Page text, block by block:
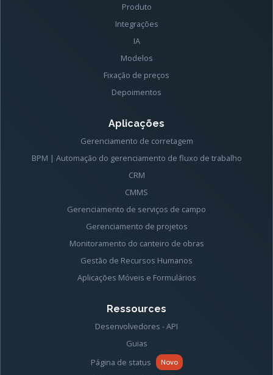
Produto
Integrações
IA
Modelos
Fixação de preços
Depoimentos
Aplicações
Gerenciamento de corretagem
BPM | Automação do gerenciamento de fluxo de trabalho
CRM
CMMS
Gerenciamento de serviços de campo
Gerenciamento de projetos
Monitoramento do canteiro de obras
Gestão de Recursos Humanos
Aplicações Móveis e Formulários
Ressources
Desenvolvedores - API
Guias
Página de status
Novo